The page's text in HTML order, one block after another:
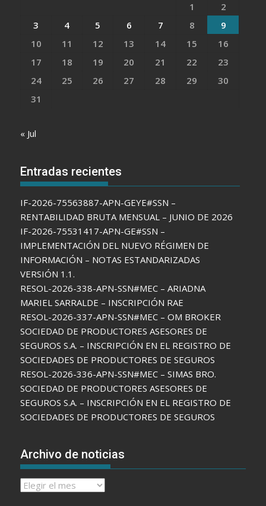
1
2
3
4 5 6 7 8
9
10
11 12 13 14 15
16
17
18 19 20 21 22
23
24
25 26 27 28 29
30
31
« Jul
Entradas recientes
IF-2026-75563887-APN-GEYE#SSN –
RENTABILIDAD BRUTA MENSUAL – JUNIO DE 2026
IF-2026-75531417-APN-GE#SSN –
IMPLEMENTACIÓN DEL NUEVO RÉGIMEN DE
INFORMACIÓN – NOTAS ESTANDARIZADAS
VERSIÓN 1.1.
RESOL-2026-338-APN-SSN#MEC – ARIADNA
MARIEL SARRALDE – INSCRIPCIÓN RAE
RESOL-2026-337-APN-SSN#MEC – OM BROKER
SOCIEDAD DE PRODUCTORES ASESORES DE
SEGUROS S.A. – INSCRIPCIÓN EN EL REGISTRO DE
SOCIEDADES DE PRODUCTORES DE SEGUROS
RESOL-2026-336-APN-SSN#MEC – SIMAS BRO.
SOCIEDAD DE PRODUCTORES ASESORES DE
SEGUROS S.A. – INSCRIPCIÓN EN EL REGISTRO DE
SOCIEDADES DE PRODUCTORES DE SEGUROS
Archivo de noticias
Archivo